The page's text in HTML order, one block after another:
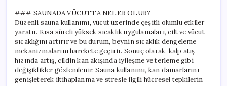
### SAUNADA VÜCUTTA NELER OLUR?
Düzenli sauna kullanımı, vücut üzerinde çeşitli olumlu etkiler
yaratır. Kısa süreli yüksek sıcaklık uygulamaları, cilt ve vücut
sıcaklığını artırır ve bu durum, beynin sıcaklık dengeleme
mekanizmalarını harekete geçirir. Sonuç olarak, kalp atış
hızında artış, cildin kan akışında iyileşme ve terleme gibi
değişiklikler gözlemlenir. Sauna kullanımı, kan damarlarını
genişleterek iltihaplanma ve stresle ilgili hücresel tepkilerin